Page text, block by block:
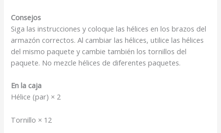
Consejos
Siga las instrucciones y coloque las hélices en los brazos del
armazón correctos. Al cambiar las hélices, utilice las hélices
del mismo paquete y cambie también los tornillos del
paquete. No mezcle hélices de diferentes paquetes.
En la caja
Hélice (par) × 2
Tornillo × 12